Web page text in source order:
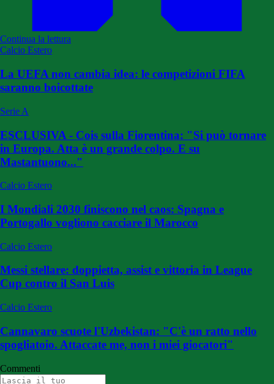
Continua la lettura
Calcio Estero
La UEFA non cambia idea: le competizioni FIFA
saranno boicottate
Serie A
ESCLUSIVA - Cois sulla Fiorentina: "Si può tornare
in Europa. Atta è un grande colpo. E su
Mastantuono..."
Calcio Estero
I Mondiali 2030 finiscono nel caos: Spagna e
Portogallo vogliono cacciare il Marocco
Calcio Estero
Messi stellare: doppietta, assist e vittoria in League
Cup contro il San Luis
Calcio Estero
Cannavaro scuote l'Uzbekistan: "C'è un ratto nello
spogliatoio. Attaccate me, non i miei giocatori"
Commenti